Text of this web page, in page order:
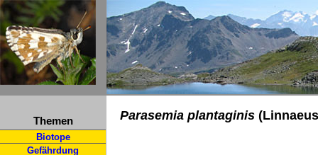
Themen
Biotope
Gefährdung
Parasemia plantaginis